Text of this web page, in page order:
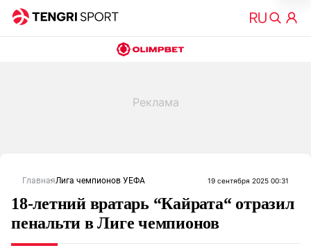
ГлавнаяЛига чемпионов УЕФА 19 сентября 2025 00:31
18-летний вратарь “Кайрата“ отразил
пенальти в Лиге чемпионов